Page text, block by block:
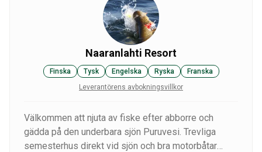
Naaranlahti Resort
Finska Tysk Engelska Ryska
Franska
Leverantörens avbokningsvillkor
Välkommen att njuta av fiske efter abborre och
gädda på den underbara sjön Puruvesi. Trevliga
semesterhus direkt vid sjön och bra motorbåtar